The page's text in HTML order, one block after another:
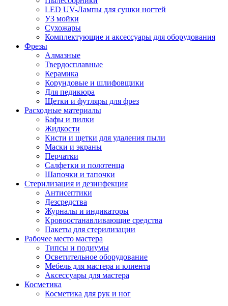
LED UV-Лампы для сушки ногтей
УЗ мойки
Сухожары
Комплектующие и аксессуары для оборудования
Фрезы
Алмазные
Твердосплавные
Керамика
Корундовые и шлифовщики
Для педикюра
Щетки и футляры для фрез
Расходные материалы
Бафы и пилки
Жидкости
Кисти и щетки для удаления пыли
Маски и экраны
Перчатки
Салфетки и полотенца
Шапочки и тапочки
Стерилизация и дезинфекция
Антисептики
Дезсредства
Журналы и индикаторы
Кровоостанавливающие средства
Пакеты для стерилизации
Рабочее место мастера
Типсы и подиумы
Осветительное оборудование
Мебель для мастера и клиента
Аксессуары для мастера
Косметика
Косметика для рук и ног